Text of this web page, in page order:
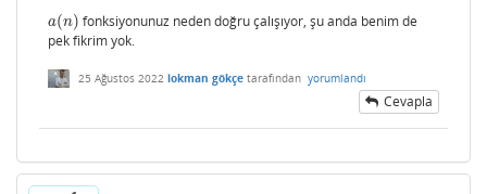
133.0
140.0
147.0
154.0
169.0
184.0
192.0
a(n)
a(n) fonksiyonunuz neden doğru çalışıyor, şu anda benim de
pek fikrim yok.
25 Ağustos 2022 lokman gökçe tarafından yorumlandı
Cevapla